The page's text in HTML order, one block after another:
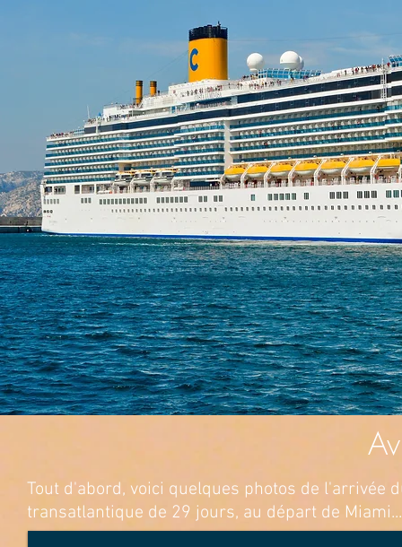
Tout d'abord, voici quelques photos de l'arrivée
transatlantique de 29 jours, au départ de Miami...